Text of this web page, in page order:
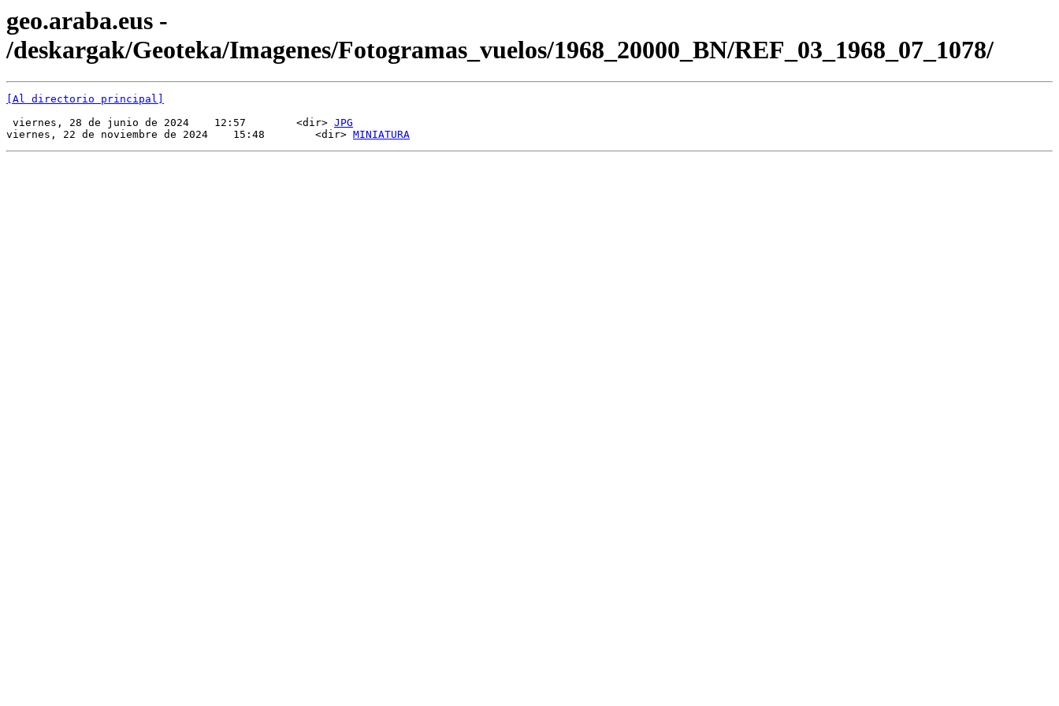
geo.araba.eus -
/deskargak/Geoteka/Imagenes/Fotogramas_vuelos/1968_20000_BN/REF_03_1968_07_1078/
[Al directorio principal]
viernes, 28 de junio de 2024    12:57        <dir> JPG
viernes, 22 de noviembre de 2024    15:48        <dir> MINIATURA